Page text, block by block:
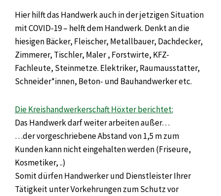
Hier hilft das Handwerk auch in der jetzigen Situation
mit COVID-19 – helft dem Handwerk. Denkt an die
hiesigen Bäcker, Fleischer, Metallbauer, Dachdecker,
Zimmerer, Tischler, Maler , Forstwirte, KFZ-
Fachleute, Steinmetze. Elektriker, Raumausstatter,
Schneider*innen, Beton- und Bauhandwerker etc.
Die Kreishandwerkerschaft Höxter berichtet:
Das Handwerk darf weiter arbeiten außer…
…der vorgeschriebene Abstand von 1,5 m zum
Kunden kann nicht eingehalten werden (Friseure,
Kosmetiker, ..)
Somit dürfen Handwerker und Dienstleister Ihrer
Tätigkeit unter Vorkehrungen zum Schutz vor